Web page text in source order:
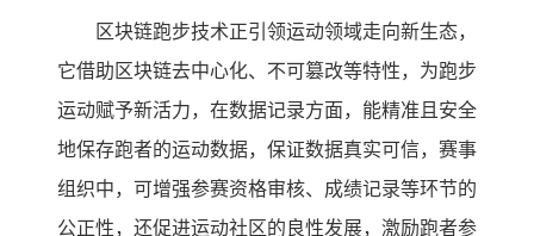
区块链跑步技术正引领运动领域走向新生态，
它借助区块链去中心化、不可篡改等特性，为跑步
运动赋予新活力，在数据记录方面，能精准且安全
地保存跑者的运动数据，保证数据真实可信，赛事
组织中，可增强参赛资格审核、成绩记录等环节的
公正性，还促进运动社区的良性发展，激励跑者参